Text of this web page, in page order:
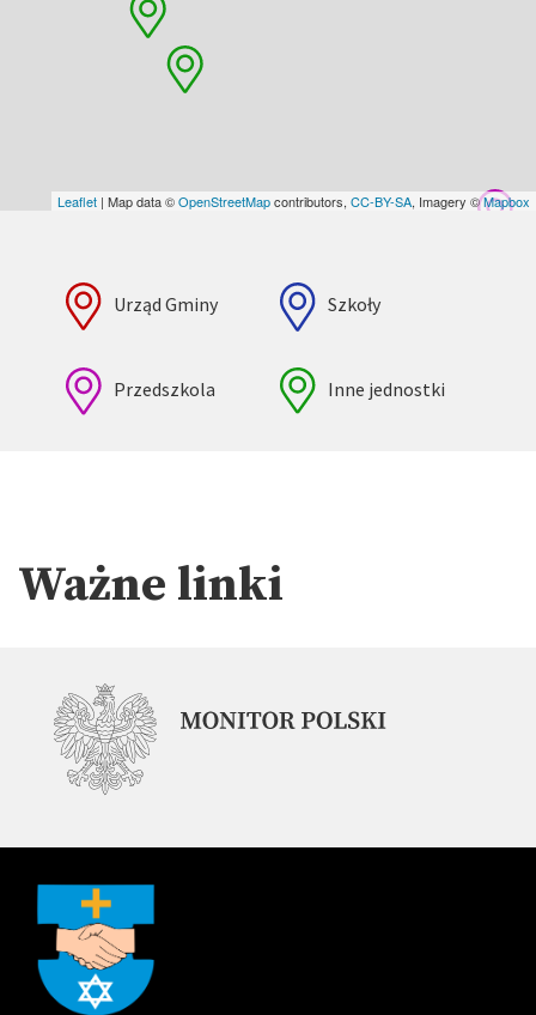
Leaflet | Map data ©OpenStreetMapcontributors, CC-BY-SA, Imagery ©Mapbox
Urząd Gminy Szkoły
Przedszkola Inne jednostki
Ważne linki